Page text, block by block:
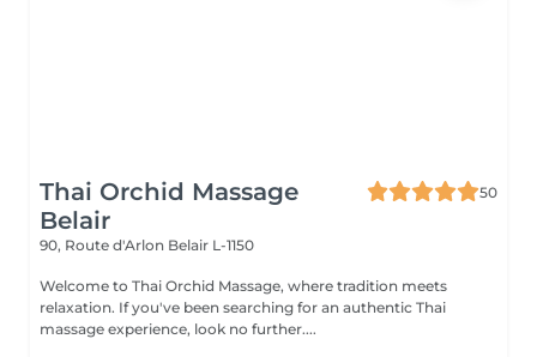
Thai Orchid Massage
Belair
50
90, Route d'Arlon Belair L-1150
Welcome to Thai Orchid Massage, where tradition meets
relaxation. If you've been searching for an authentic Thai
massage experience, look no further....